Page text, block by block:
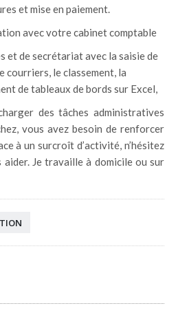
et mise en paiement.
avec votre cabinet comptable
et de secrétariat avec la saisie de
courriers, le classement, la
de tableaux de bords sur Excel,
des tâches administratives
vous avez besoin de renforcer
à un surcroît d’activité, n’hésitez
Je travaille à domicile ou sur